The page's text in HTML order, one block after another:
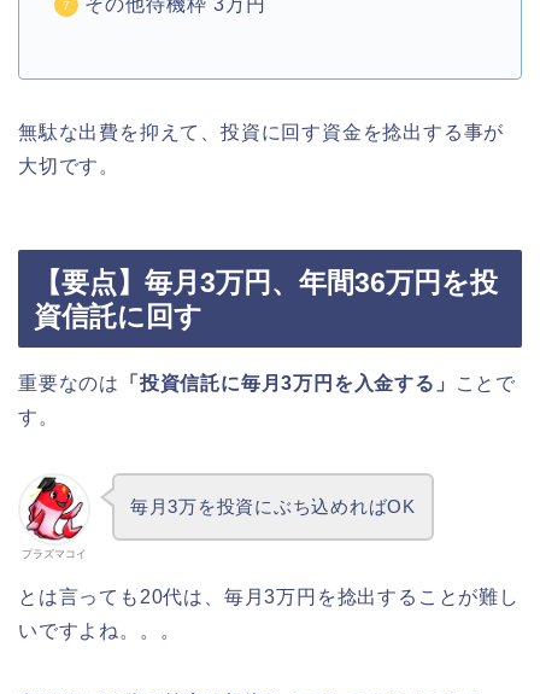
その他待機枠 3万円
無駄な出費を抑えて、投資に回す資金を捻出する事が
大切です。
【要点】毎月3万円、年間36万円を投
資信託に回す
重要なのは 「投資信託に毎月3万円を入金する」
ことで
す。
プラズマコイ
毎月3万を投資にぶち込めればOK
とは言っても20代は、毎月3万円を捻出することが難し
いですよね。。。